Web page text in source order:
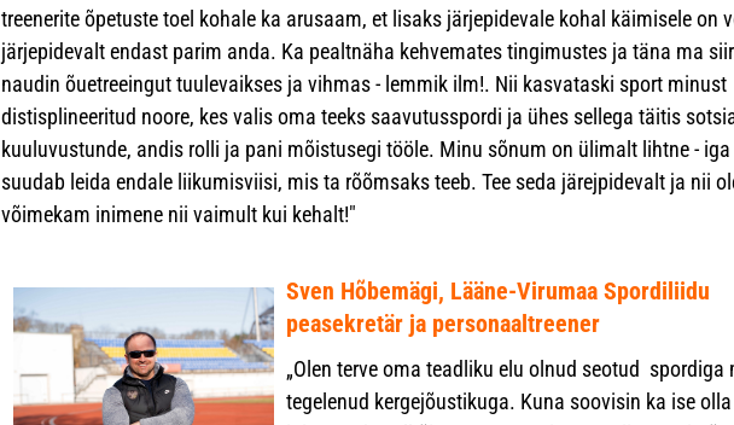
treenerite õpetuste toel kohale ka arusaam, et lisaks järjepidevale kohal käimisele on
järjepidevalt endast parim anda. Ka pealtnäha kehvemates tingimustes ja täna ma
naudin õuetreeingut tuulevaikses ja vihmas - lemmik ilm!. Nii kasvataski sport minust
distisplineeritud noore, kes valis oma teeks saavutusspordi ja ühes sellega täitis
kuuluvustunde, andis rolli ja pani mõistusegi tööle. Minu sõnum on ülimalt lihtne -
suudab leida endale liikumisviisi, mis ta rõõmsaks teeb. Tee seda järejpidevalt ja nii
võimekam inimene nii vaimult kui kehalt!"
Sven Hõbemägi, Lääne-Virumaa Spordiliidu
peasekretär ja personaaltreener
„Olen terve oma teadliku elu olnud seotud
tegelenud kergejõustikuga. Kuna soovisin ka ise